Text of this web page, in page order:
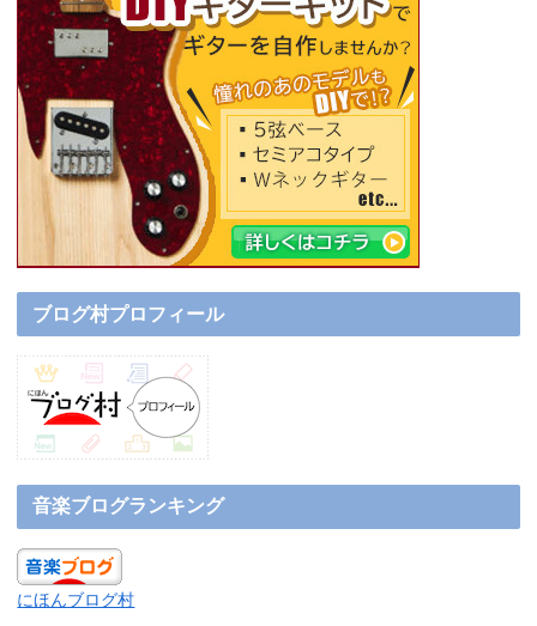
ブログ村プロフィール
音楽ブログランキング
にほんブログ村